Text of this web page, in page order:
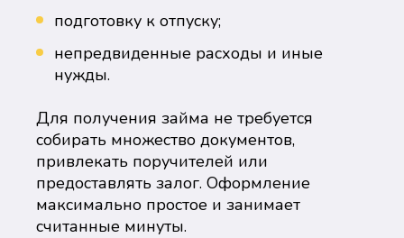
подготовку к отпуску;
непредвиденные расходы и иные
нужды.
Для получения займа не требуется
собирать множество документов,
привлекать поручителей или
предоставлять залог. Оформление
максимально простое и занимает
считанные минуты.